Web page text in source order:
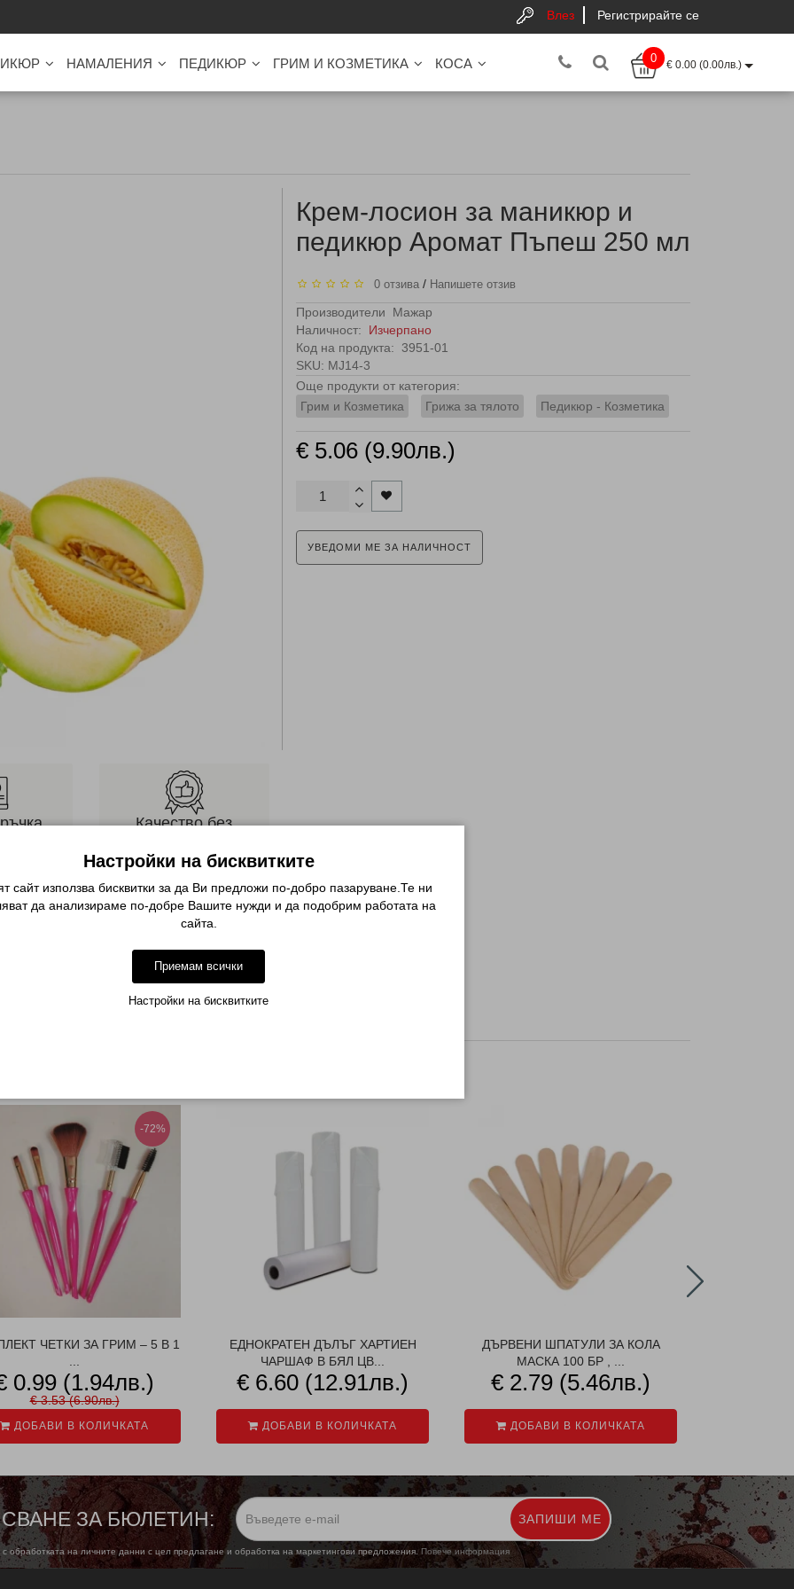
Влез Регистрирайте се
НАМАЛЕНИЯ ПЕДИКЮР ГРИМ И КОЗМЕТИКА КОСА 0
€ 0.00 (0.00лв.)
сайт или
Качество без
Невероятни продукти и
персонална консултация
Крем-лосион за маникюр и
педикюр Аромат Пъпеш 250 мл
0 отзива / Напишете отзив
Производители
Мажар
Наличност: Изчерпано
Код на продукта:
3951-01
SKU: MJ14-3
Още продукти от категория:
Грим и Козметика
Грижа за тялото Педикюр - Козметика
€ 5.06 (9.90лв.)
УВЕДОМИ МЕ ЗА НАЛИЧНОСТ
Описание
маникюр и/или педикюр.
-72%
ЧЕТКИ ЗА ГРИМ – 5 В 1
0.99 (1.94лв.)
€ 3.53 (6.90лв.)
ДОБАВИ В КОЛИЧКАТА
ЕДНОКРАТЕН ДЪЛЪГ ХАРТИЕН
ЧАРШАФ В БЯЛ ЦВ...
€ 6.60 (12.91лв.)
ДОБАВИ В КОЛИЧКАТА
ДЪРВЕНИ ШПАТУЛИ ЗА КОЛА
МАСКА 100 БР , ...
€ 2.79 (5.46лв.)
ДОБАВИ В КОЛИЧКАТА
ЗА БЮЛЕТИН: ЗАПИШИ МЕ
обработката на личните данни с цел предлагане и обработка на маркетингови предложения. Повече информация
Настройки на бисквитките
сайт използва бисквитки за да Ви предложи по-добро пазаруване.Те ни
да анализираме по-добре Вашите нужди и да подобрим работата на
сайта.
Приемам всички
Настройки на бисквитките